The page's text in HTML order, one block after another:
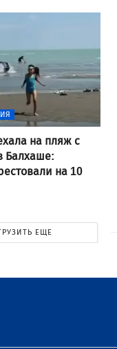
на пляж с
Балхаше:
на 10
ЕЩЕ